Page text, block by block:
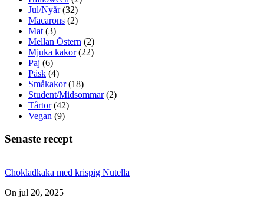
Jul/Nyår(32)
Macarons (2)
Mat(3)
Mellan Östern (2)
Mjuka kakor(22)
Paj (6)
Påsk (4)
Småkakor(18)
Student/Midsommar(2)
Tårtor(42)
Vegan (9)
Senaste recept
Chokladkaka med krispig Nutella
On jul 20, 2025